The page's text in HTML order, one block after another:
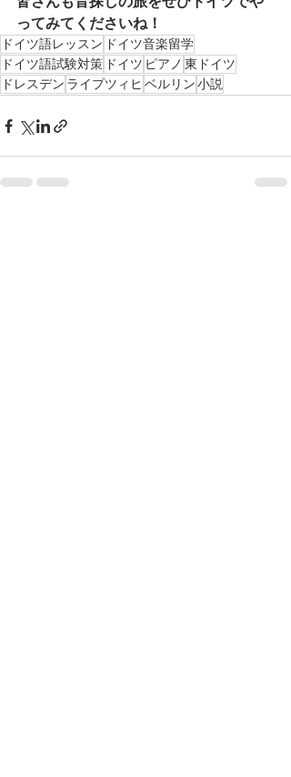
ってみてくださいね！
ドイツ語レッスン ドイツ音楽留学
ドイツ語試験対策 ドイツ ピアノ 東ドイツ
ドレスデン ライプツィヒ ベルリン小説